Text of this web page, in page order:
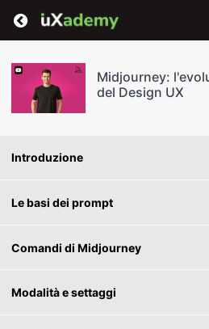
Return to course:
Midjourney:
del Design UX
Introduzione
Le basi dei prompt
Comandi di Midjourney
Modalità e settaggi